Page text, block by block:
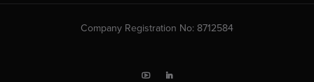
Company Registration No: 8712584